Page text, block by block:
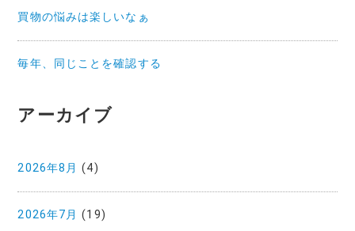
買物の悩みは楽しいなぁ
毎年、同じことを確認する
アーカイブ
2026年8月 (4)
2026年7月 (19)